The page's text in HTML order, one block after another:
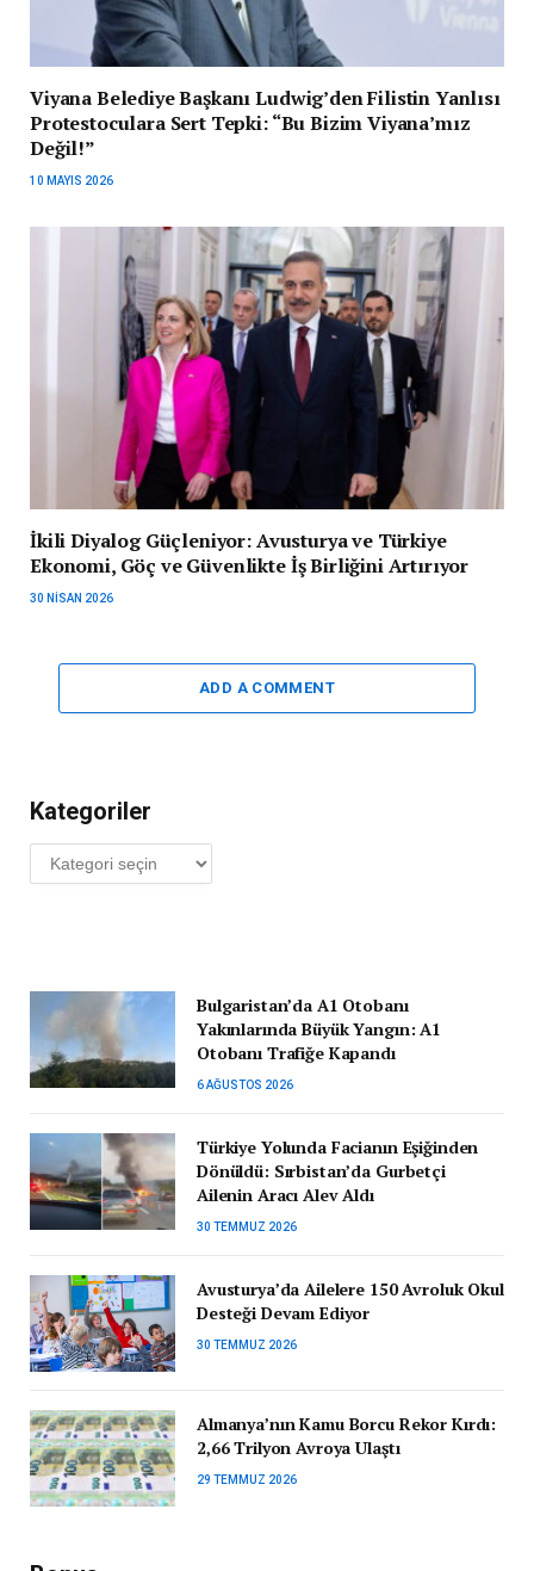
Viyana Belediye Başkanı Ludwig’den Filistin Yanlısı
Protestoculara Sert Tepki: “Bu Bizim Viyana’mız
Değil!”
10 MAYIS 2026
İkili Diyalog Güçleniyor: Avusturya ve Türkiye
Ekonomi, Göç ve Güvenlikte İş Birliğini Artırıyor
30 NISAN 2026
ADD A COMMENT
Kategoriler
Kategoriler
Bulgaristan’da A1 Otobanı
Yakınlarında Büyük Yangın: A1
Otobanı Trafiğe Kapandı
6 AĞUSTOS 2026
Türkiye Yolunda Facianın Eşiğinden
Dönüldü: Sırbistan’da Gurbetçi
Ailenin Aracı Alev Aldı
30 TEMMUZ 2026
Avusturya’da Ailelere 150 Avroluk Okul
Desteği Devam Ediyor
30 TEMMUZ 2026
Almanya’nın Kamu Borcu Rekor Kırdı:
2,66 Trilyon Avroya Ulaştı
29 TEMMUZ 2026